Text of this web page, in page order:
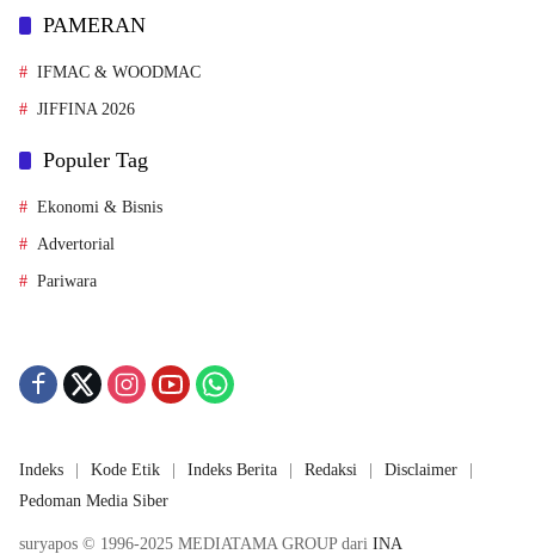
PAMERAN
IFMAC & WOODMAC
JIFFINA 2026
Populer Tag
Ekonomi & Bisnis
Advertorial
Pariwara
Indeks Kode Etik Indeks Berita Redaksi
Disclaimer
Pedoman Media Siber
suryapos © 1996-2025 MEDIATAMA GROUP dari INA